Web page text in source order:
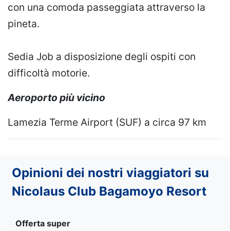
con una comoda passeggiata attraverso la
pineta.
Sedia Job a disposizione degli ospiti con
difficoltà motorie.
Aeroporto più vicino
Lamezia Terme Airport (SUF) a circa 97 km
Opinioni dei nostri viaggiatori su
Nicolaus Club Bagamoyo Resort
Offerta super